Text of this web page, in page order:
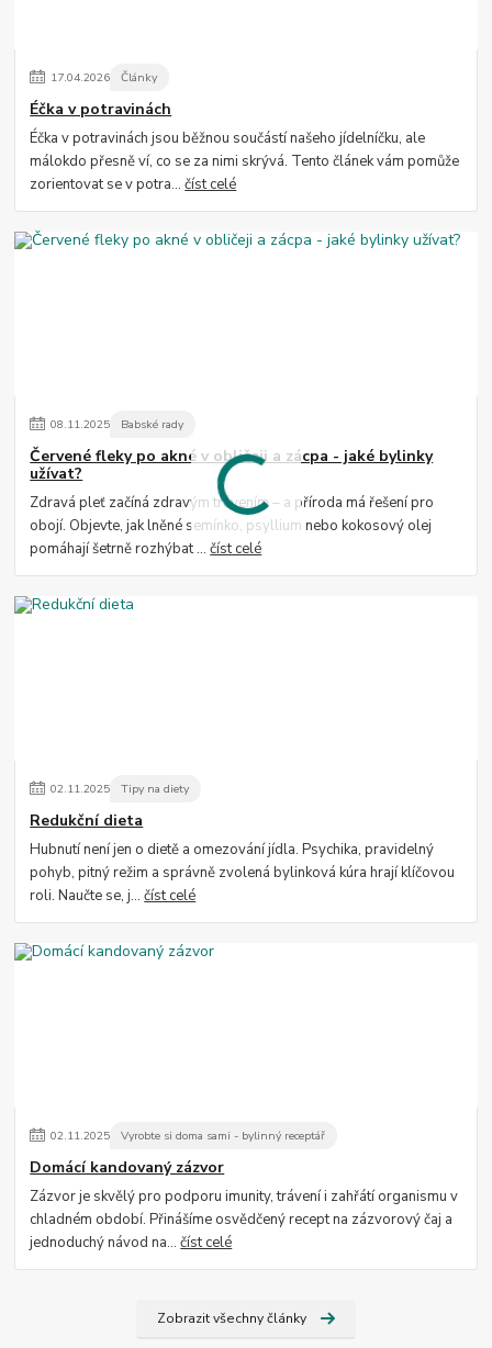
17.04.2026 Články
Éčka v potravinách
Éčka v potravinách jsou běžnou součástí našeho jídelníčku, ale
málokdo přesně ví, co se za nimi skrývá. Tento článek vám pomůže
zorientovat se v potra...číst celé
08.11.2025 Babské rady
Červené fleky po akné v obličeji a zácpa - jaké bylinky
užívat?
Zdravá pleť začíná zdravým trávením – a příroda má řešení pro
obojí. Objevte, jak lněné semínko, psyllium nebo kokosový olej
pomáhají šetrně rozhýbat ...číst celé
02.11.2025 Tipy na diety
Redukční dieta
Hubnutí není jen o dietě a omezování jídla. Psychika, pravidelný
pohyb, pitný režim a správně zvolená bylinková kúra hrají klíčovou
roli. Naučte se, j...číst celé
02.11.2025 Vyrobte si doma sami - bylinný receptář
Domácí kandovaný zázvor
Zázvor je skvělý pro podporu imunity, trávení i zahřátí organismu v
chladném období. Přinášíme osvědčený recept na zázvorový čaj a
jednoduchý návod na...číst celé
Zobrazit všechny články